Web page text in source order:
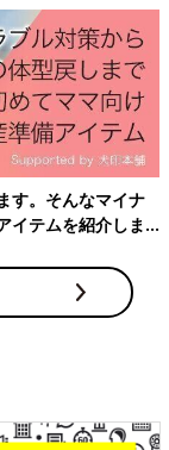
ット！大好きなキ
たちのお気に入
しくできそうで
す。そんなマイナ
イテムを紹介しま